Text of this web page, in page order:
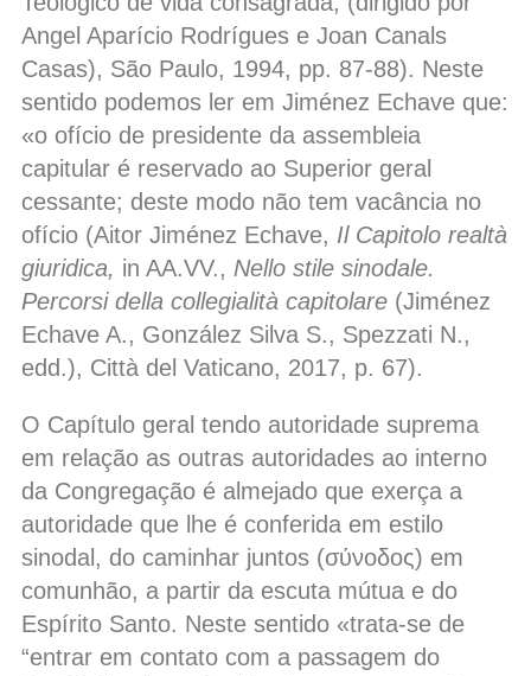
Angel Aparício Rodrígues e Joan Canals
Casas), São Paulo, 1994, pp. 87-88). Neste
sentido podemos ler em Jiménez Echave que:
«o ofício de presidente da assembleia
capitular é reservado ao Superior geral
cessante; deste modo não tem vacância no
ofício (Aitor Jiménez Echave, Il Capitolo realtà
giuridica, in AA.VV., Nello stile sinodale.
Percorsi della collegialità capitolare (Jiménez
Echave A., González Silva S., Spezzati N.,
edd.), Città del Vaticano, 2017, p. 67).
O Capítulo geral tendo autoridade suprema
em relação as outras autoridades ao interno
da Congregação é almejado que exerça a
autoridade que lhe é conferida em estilo
sinodal, do caminhar juntos (σύνoδος) em
comunhão, a partir da escuta mútua e do
Espírito Santo. Neste sentido «trata-se de
“entrar em contato com a passagem do